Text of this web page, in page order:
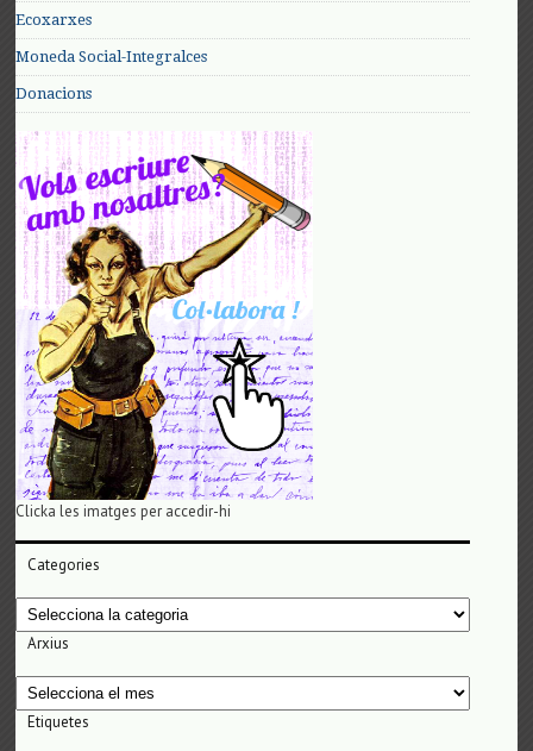
Ecoxarxes
Moneda Social-Integralces
Donacions
Clicka les imatges per accedir-hi
Categories
Categories
Arxius
Arxius
Etiquetes